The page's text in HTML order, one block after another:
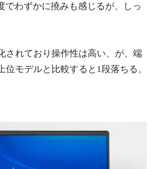
でわずかに撓みも感じるが、しっ
されており操作性は高い、が、端
モデルと比較すると1段落ちる。